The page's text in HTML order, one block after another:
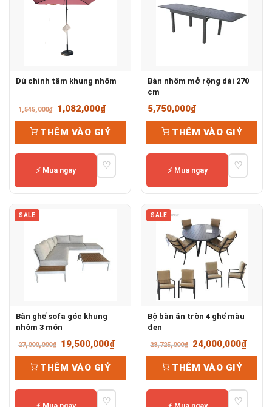
Dù chính tâm khung nhôm
1,545,000₫
Giá
gốc
là:
1,545,000₫.
1,082,000₫Giá
hiện
tại
là:
1,082,000₫.
THÊM VÀO GIỶ
⚡ Mua ngay ♡
Bàn nhôm mở rộng dài 270
cm
5,750,000₫
THÊM VÀO GIỶ
⚡ Mua ngay ♡
SALE
Bàn ghế sofa góc khung
nhôm 3 món
27,000,000₫
Giá
gốc
là:
27,000,000₫.
19,500,000₫Giá
hiện
19,500,000₫.
THÊM VÀO GIỶ
♡
SALE
Bộ bàn ăn tròn 4 ghế màu
đen
28,725,000₫
Giá
gốc
là:
28,725,000₫.
24,000,000₫Giá
hiện
THÊM VÀO GIỶ
♡